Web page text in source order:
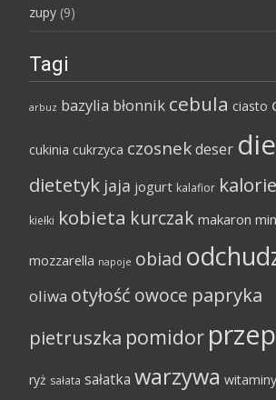
zupy (9)
Tagi
arbuz bazylia błonnik cebula ciasto
cukinia cukrzyca czosnekdeser
dietetyk jaja jogurt kalafior kalorie
kiełki kobieta kurczak makaron
mozzarella napoje obiad
oliwa otyłość owoce papryka
pietruszka pomidor
ryż sałata sałatka warzywa witaminy